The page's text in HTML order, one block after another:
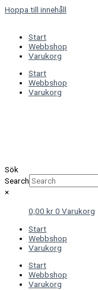
Hoppa till innehåll
Start
Webbshop
Varukorg
Start
Webbshop
Varukorg
Sök
Search
×
0,00 kr0 Varukorg
Start
Webbshop
Varukorg
Start
Webbshop
Varukorg